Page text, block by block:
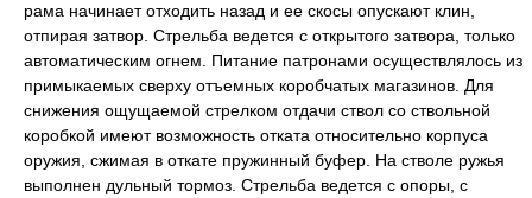
рама начинает отходить назад и ее скосы опускают клин,
отпирая затвор. Стрельба ведется с открытого затвора, только
автоматическим огнем. Питание патронами осуществлялось из
примыкаемых сверху отъемных коробчатых магазинов. Для
снижения ощущаемой стрелком отдачи ствол со ствольной
коробкой имеют возможность отката относительно корпуса
оружия, сжимая в откате пружинный буфер. На стволе ружья
выполнен дульный тормоз. Стрельба ведется с опоры, с